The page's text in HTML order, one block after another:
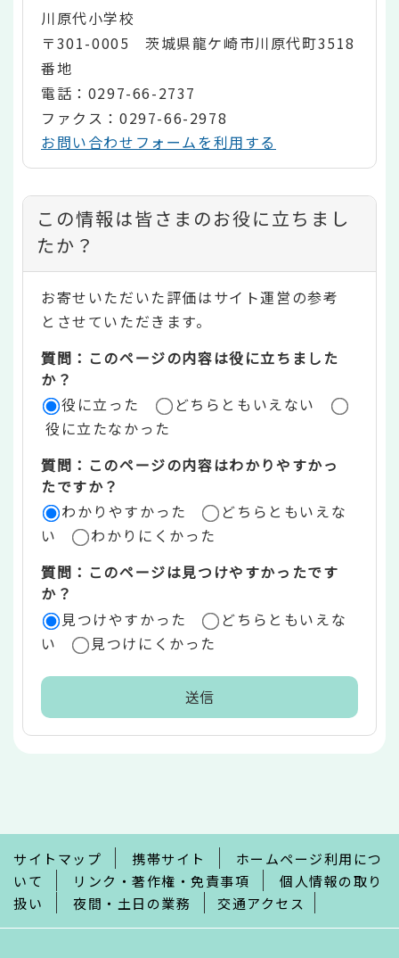
川原代小学校
〒301-0005 茨城県龍ケ崎市川原代町3518
番地
電話：0297-66-2737
ファクス：0297-66-2978
お問い合わせフォームを利用する
コ
ン
テ
ン
ツ
評
価
リ
ア
この情報は皆さまのお役に立ちまし
たか？
お寄せいただいた評価はサイト運営の参考
とさせていただきます。
質問：このページの内容は役に立ちました
か？
役に立った
どちらともいえない
役に立たなかった
質問：このページの内容はわかりやすかっ
たですか？
わかりやすかった
どちらともいえな
い
わかりにくかった
質問：このページは見つけやすかったです
か？
見つけやすかった
どちらともいえな
い
見つけにくかった
で
サイトマップ 携帯サイト
ホームページ利用につ
いて
リンク・著作権・免責事項
個人情報の取り
扱い
夜間・土日の業務 交通アクセス